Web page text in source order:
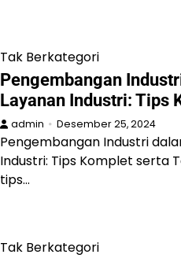
Tak Berkategori
Pengembangan
Layanan Industri: Tips
admin Desember 25, 2024
Pengembangan Industri
Industri: Tips Komplet serta
tips…
Tak Berkategori